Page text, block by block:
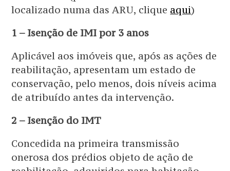
localizado numa das ARU, clique aqui)
1 – Isenção de IMI por 3 anos
Aplicável aos imóveis que, após as ações de
reabilitação, apresentam um estado de
conservação, pelo menos, dois níveis acima
de atribuído antes da intervenção.
2 – Isenção do IMT
Concedida na primeira transmissão
onerosa dos prédios objeto de ação de